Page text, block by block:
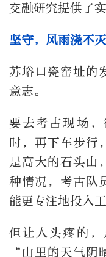
交融研究提供了
坚守，风雨浇不
苏峪口瓷窑址的
意志。
要去考古现场
时，再下车步行
是高大的石头山
种情况，考古队
能更专注地投入
但让人头疼的，
“山里的天气阴